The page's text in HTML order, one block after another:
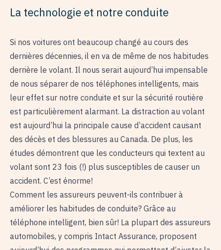
La technologie et notre conduite
Si nos voitures ont beaucoup changé au cours des
dernières décennies, il en va de même de nos habitudes
derrière le volant. Il nous serait aujourd’hui impensable
de nous séparer de nos téléphones intelligents, mais
leur effet sur notre conduite et sur la sécurité routière
est particulièrement alarmant. La distraction au volant
est aujourd’hui la principale cause d’accident causant
des décès et des blessures au Canada. De plus, les
études démontrent que les conducteurs qui textent au
volant sont 23 fois (!) plus susceptibles de causer un
accident. C’est énorme!
Comment les assureurs peuvent-ils contribuer à
améliorer les habitudes de conduite? Grâce au
téléphone intelligent, bien sûr! La plupart des assureurs
automobiles, y compris Intact Assurance, proposent